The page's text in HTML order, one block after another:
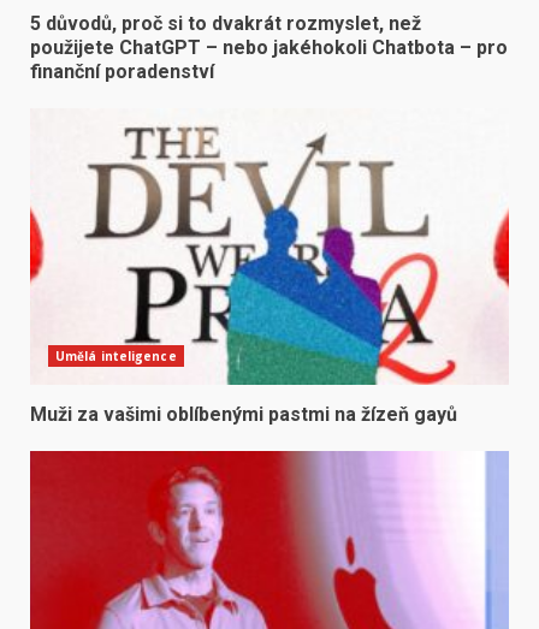
5 důvodů, proč si to dvakrát rozmyslet, než
použijete ChatGPT – nebo jakéhokoli Chatbota – pro
finanční poradenství
Umělá inteligence
Muži za vašimi oblíbenými pastmi na žízeň gayů